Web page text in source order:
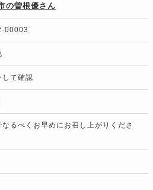
の曽根優さん
00003
して確認
るべくお早めにお召し上がりくださ